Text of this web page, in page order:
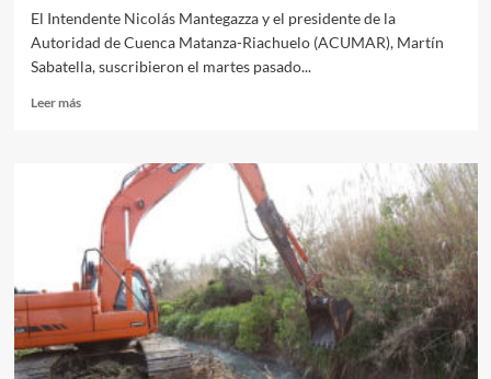
El Intendente Nicolás Mantegazza y el presidente de la
Autoridad de Cuenca Matanza-Riachuelo (ACUMAR), Martín
Sabatella, suscribieron el martes pasado...
Leer másLeer
Vicente
y
Acumar
para
poner
en
valor
el